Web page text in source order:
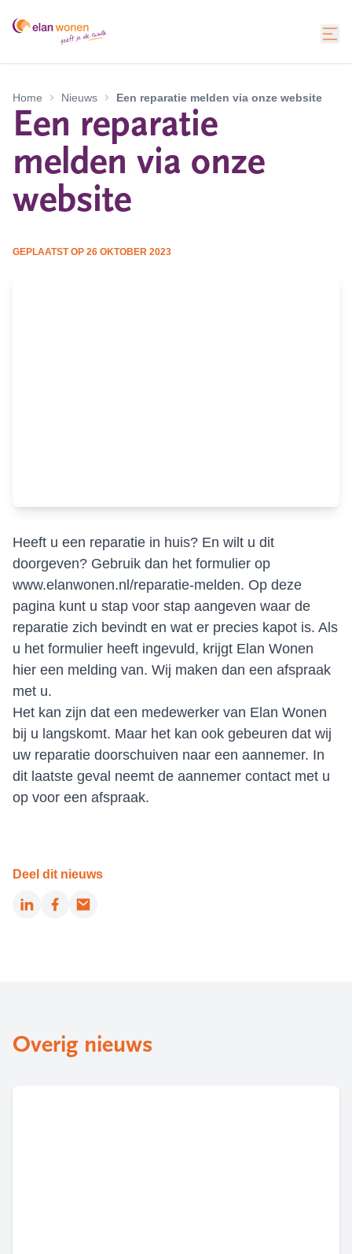
Home Nieuws Een reparatie melden via onze website
Een reparatie
melden via onze
website
GEPLAATST OP 26 OKTOBER 2023
Heeft u een reparatie in huis? En wilt u dit
doorgeven? Gebruik dan het formulier op
www.elanwonen.nl/reparatie-melden. Op deze
pagina kunt u stap voor stap aangeven waar de
reparatie zich bevindt en wat er precies kapot is. Als
u het formulier heeft ingevuld, krijgt Elan Wonen
hier een melding van. Wij maken dan een afspraak
met u.
Het kan zijn dat een medewerker van Elan Wonen
bij u langskomt. Maar het kan ook gebeuren dat wij
uw reparatie doorschuiven naar een aannemer. In
dit laatste geval neemt de aannemer contact met u
op voor een afspraak.
Deel dit nieuws
LinkedInFacebook
Email
Overig nieuws